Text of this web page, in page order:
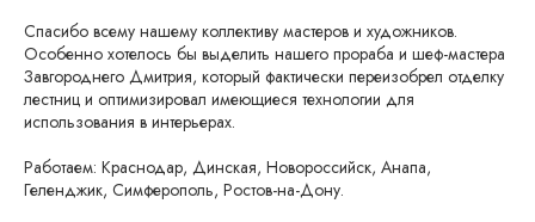
Спасибо всему нашему коллективу мастеров и художников.
Особенно хотелось бы выделить нашего прораба и шеф-мастера
Завгороднего Дмитрия, который фактически переизобрел отделку
лестниц и оптимизировал имеющиеся технологии для
использования в интерьерах.
Работаем: Краснодар, Динская, Новороссийск, Анапа,
Геленджик, Симферополь, Ростов-на-Дону.